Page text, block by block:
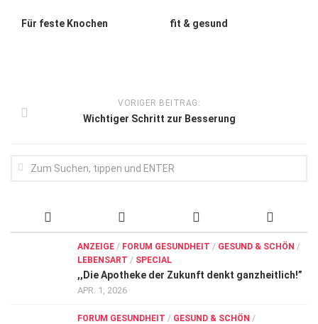
Forum Gesundheit
Für feste Knochen fit & gesund
VORIGER BEITRAG:
Wichtiger Schritt zur Besserung
ANZEIGE / FORUM GESUNDHEIT / GESUND & SCHÖN /
LEBENSART / SPECIAL
,,Die Apotheke der Zukunft denkt ganzheitlich!”
APR. 1, 2026
FORUM GESUNDHEIT / GESUND & SCHÖN /